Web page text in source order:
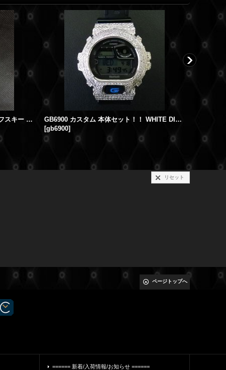
G-SHOCKカスタム DW6900 スワロフスキー カスタムSET
GB6900 カスタム 本体セット！！ WHITE DIAMOND Ｇショックカスタム GB BLUETOOTH カスタム 世界初のブルートゥース G-SHOCKカスタム！
[gb6900]
リセット
ページトップへ
====== 新着/入荷情報/お知らせ ======